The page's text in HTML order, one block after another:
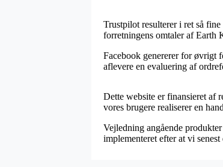
Trustpilot resulterer i ret så
forretningens omtaler af Earth
Facebook genererer for øvrigt
aflevere en evaluering af
Dette website er finansieret af
vores brugere realiserer en
Vejledning angående
implementeret efter at vi